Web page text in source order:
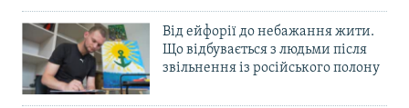
Від ейфорії до небажання жити.
Що відбувається з людьми після
звільнення із російського полону